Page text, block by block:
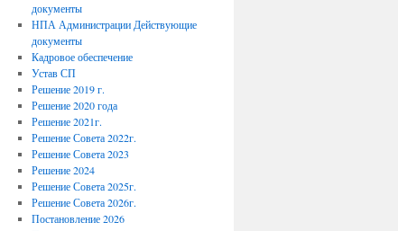
документы
НПА Администрации Действующие
документы
Кадровое обеспечение
Устав СП
Решение 2019 г.
Решение 2020 года
Решение 2021г.
Решение Совета 2022г.
Решение Совета 2023
Решение 2024
Решение Совета 2025г.
Решение Совета 2026г.
Постановление 2026